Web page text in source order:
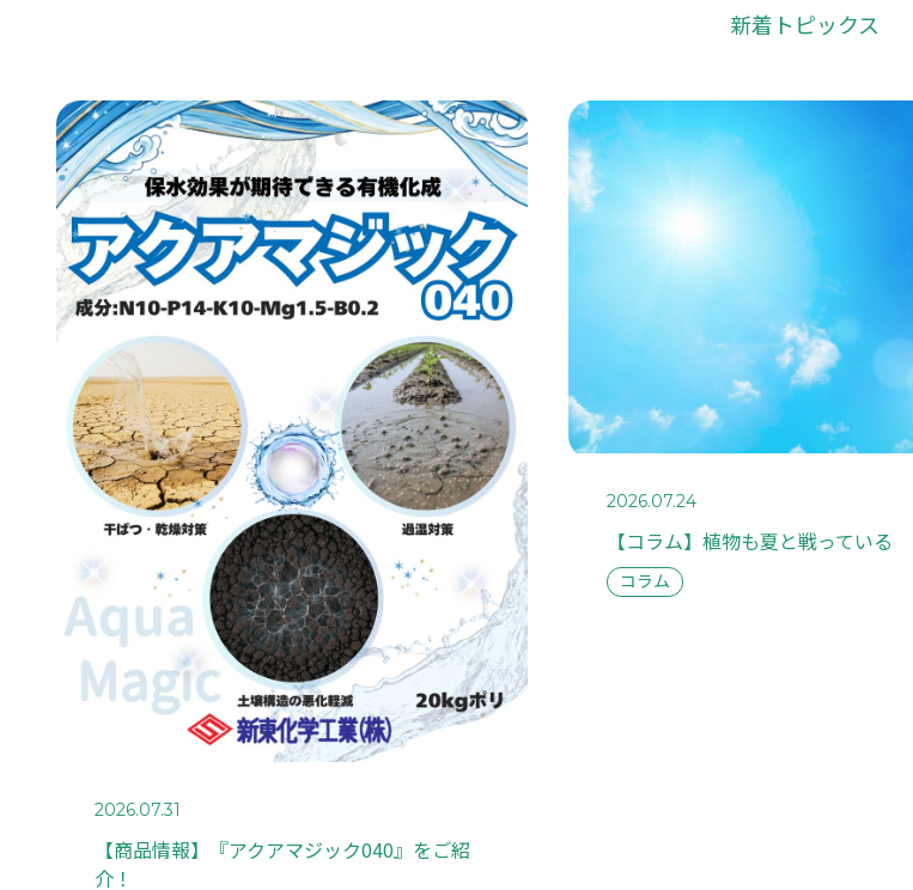
ABOUT US
私たちについて
COMPANY
会社概要
BUSINESS
事業案内
CASE STUDY
事例紹介
採用情報
トピックス
新着トピックス
2026.07.31
【商品情報】『アクアマジック040』をご紹
介！
2026.07.24
【コラム】植物も夏と戦っている
コラム